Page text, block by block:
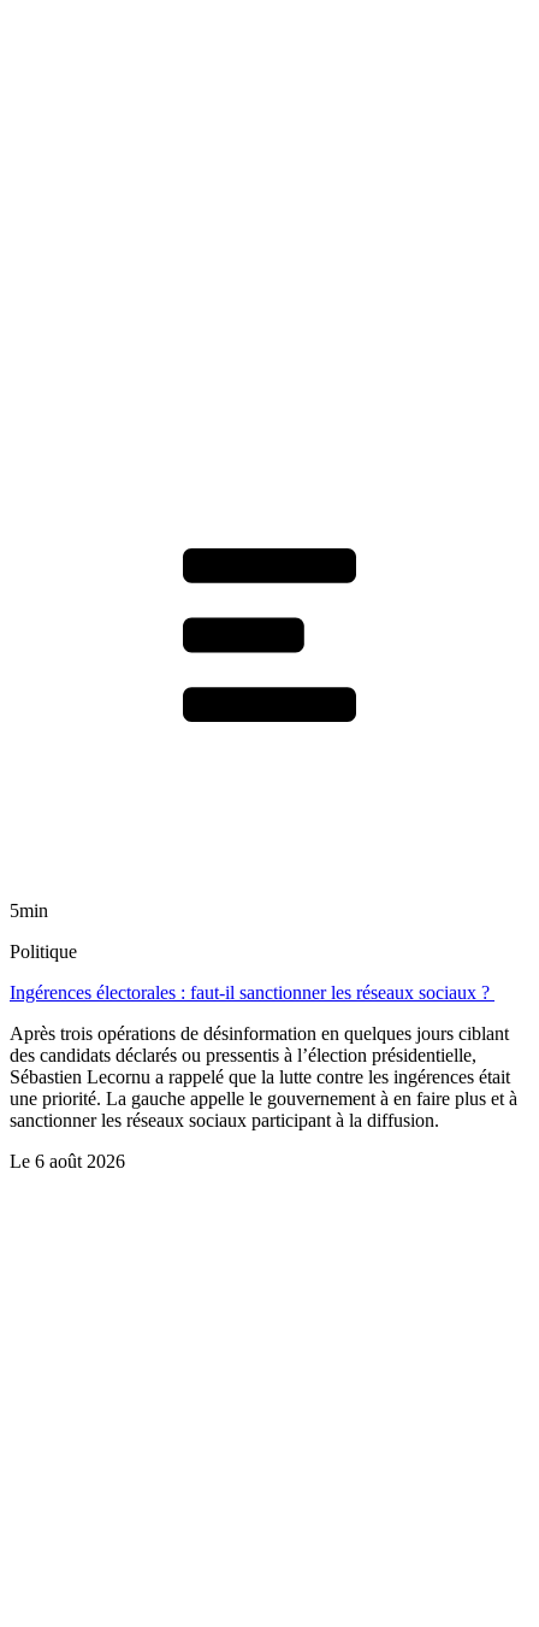
5min
Politique
Ingérences électorales : faut-il sanctionner les réseaux sociaux ?
Après trois opérations de désinformation en quelques jours ciblant
des candidats déclarés ou pressentis à l’élection présidentielle,
Sébastien Lecornu a rappelé que la lutte contre les ingérences était
une priorité. La gauche appelle le gouvernement à en faire plus et à
sanctionner les réseaux sociaux participant à la diffusion.
Le 6 août 2026